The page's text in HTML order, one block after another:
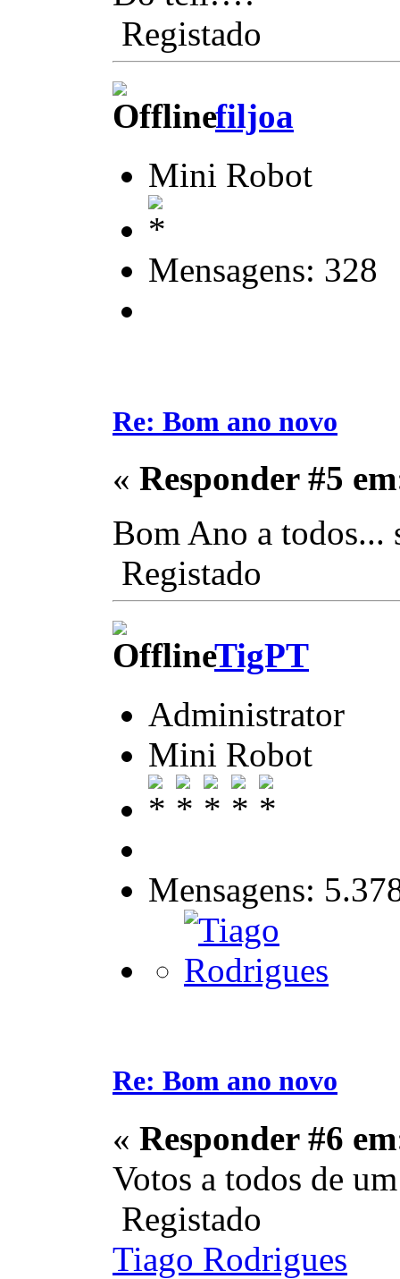
Registado
filjoa
Mini Robot
Mensagens: 328
Re: Bom ano novo
« Responder #5
Bom Ano a todos...
Registado
TigPT
Administrator
Mini Robot
Mensagens:
Re: Bom ano novo
« Responder #6
Votos a todos de
Registado
Tiago Rodrigues